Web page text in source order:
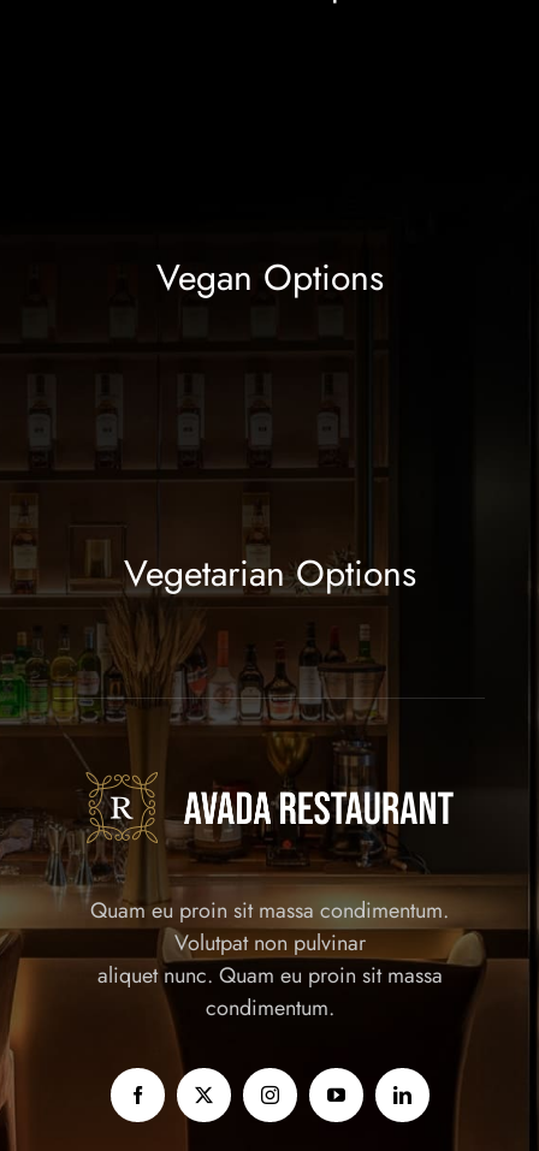
Vegan Options
Vegetarian Options
Quam eu proin sit massa condimentum.
Volutpat non pulvinar
aliquet nunc. Quam eu proin sit massa
condimentum.